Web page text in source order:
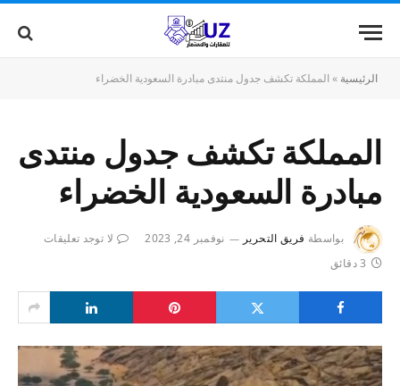
الرئيسية » المملكة تكشف جدول منتدى مبادرة السعودية الخضراء
المملكة تكشف جدول منتدى
مبادرة السعودية الخضراء
بواسطة فريق التحرير نوفمبر 24, 2023
لا توجد تعليقات
3 دقائق